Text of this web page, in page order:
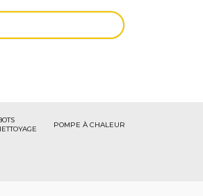
POMPE À CHALEUR